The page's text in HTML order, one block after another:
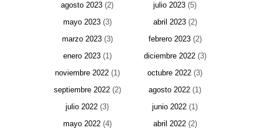
agosto 2023 (2) julio 2023 (5)
mayo 2023(3) abril 2023(2)
marzo 2023(3) febrero 2023(2)
enero 2023(1) diciembre 2022(3)
noviembre 2022(1) octubre 2022 (3)
septiembre 2022(2) agosto 2022 (1)
julio 2022 (3) junio 2022 (1)
mayo 2022(4) abril 2022(2)